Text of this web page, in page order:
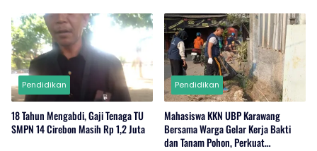
Pendidikan
18 Tahun Mengabdi, Gaji Tenaga TU
SMPN 14 Cirebon Masih Rp 1,2 Juta
Pendidikan
Mahasiswa KKN UBP Karawang
Bersama Warga Gelar Kerja Bakti
dan Tanam Pohon, Perkuat